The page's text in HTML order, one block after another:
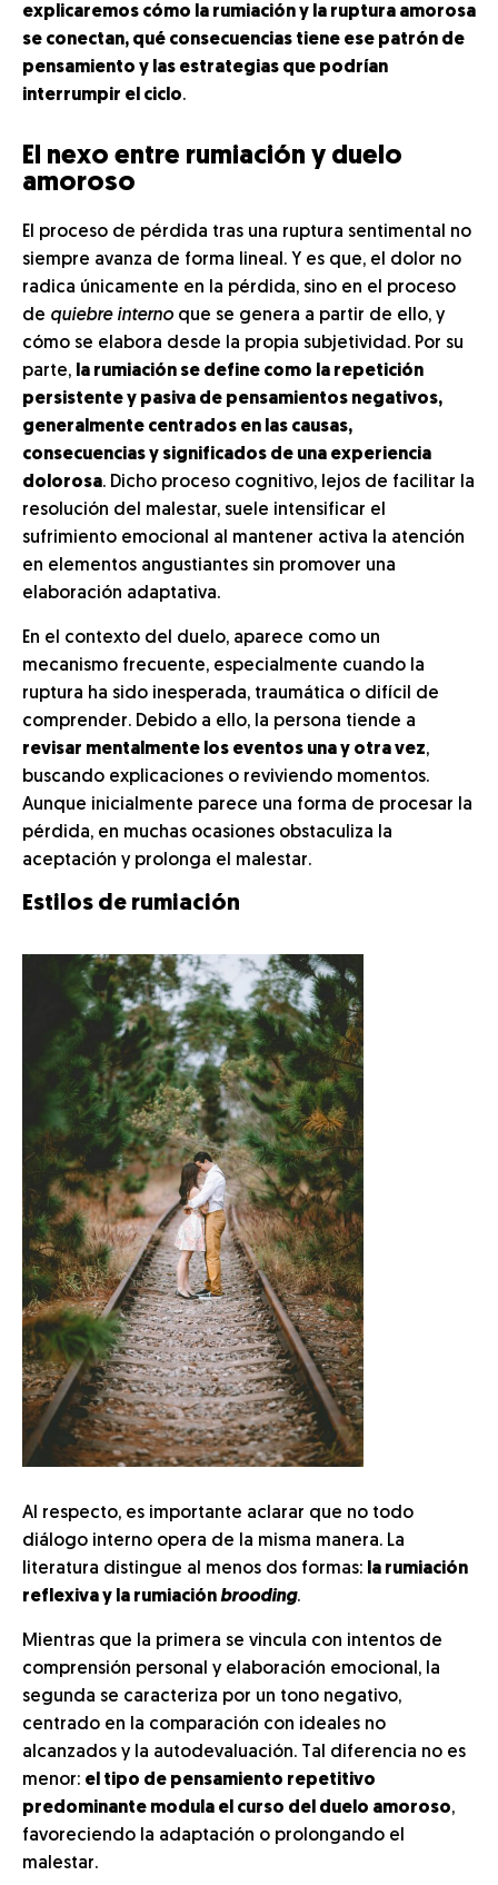
explicaremos cómo la rumiación y la ruptura amorosa
se conectan, qué consecuencias tiene ese patrón de
pensamiento y las estrategias que podrían
interrumpir el ciclo.
El nexo entre rumiación y duelo
amoroso
El proceso de pérdida tras una ruptura sentimental no
siempre avanza de forma lineal. Y es que, el dolor no
radica únicamente en la pérdida, sino en el proceso
de quiebre interno que se genera a partir de ello, y
cómo se elabora desde la propia subjetividad. Por su
parte, la rumiación se define como la repetición
persistente y pasiva de pensamientos negativos,
generalmente centrados en las causas,
consecuencias y significados de una experiencia
dolorosa. Dicho proceso cognitivo, lejos de facilitar la
resolución del malestar, suele intensificar el
sufrimiento emocional al mantener activa la atención
en elementos angustiantes sin promover una
elaboración adaptativa.
En el contexto del duelo, aparece como un
mecanismo frecuente, especialmente cuando la
ruptura ha sido inesperada, traumática o difícil de
comprender. Debido a ello, la persona tiende a
revisar mentalmente los eventos una y otra vez,
buscando explicaciones o reviviendo momentos.
Aunque inicialmente parece una forma de procesar la
pérdida, en muchas ocasiones obstaculiza la
aceptación y prolonga el malestar.
Estilos de rumiación
Al respecto, es importante aclarar que no todo
diálogo interno opera de la misma manera. La
literatura distingue al menos dos formas: la rumiación
reflexiva y la rumiaciónbrooding.
Mientras que la primera se vincula con intentos de
comprensión personal y elaboración emocional, la
segunda se caracteriza por un tono negativo,
centrado en la comparación con ideales no
alcanzados y la autodevaluación. Tal diferencia no es
menor: el tipo de pensamiento repetitivo
predominante modula el curso del duelo amoroso,
favoreciendo la adaptación o prolongando el
malestar.